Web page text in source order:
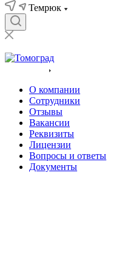
Темрюк
О компании
Сотрудники
Отзывы
Вакансии
Реквизиты
Лицензии
Вопросы и ответы
Документы